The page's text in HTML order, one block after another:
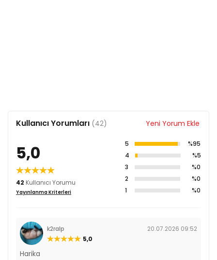
Kullanıcı Yorumları (42) Yeni Yorum Ekle
5,0
42 Kullanıcı Yorumu
Yayınlanma Kriterleri
5
%95
4
%5
3
%0
2
%0
1
%0
k2ralp
20.07.2026 09:52
5,0
Harika